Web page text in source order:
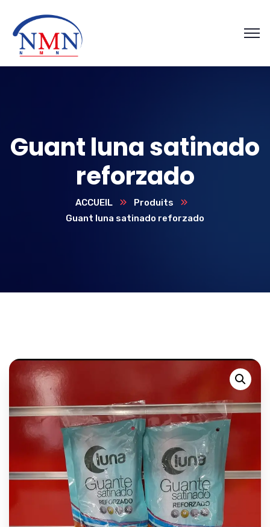
Guant luna satinado
reforzado
ACCUEIL
Produits
Guant luna satinado reforzado